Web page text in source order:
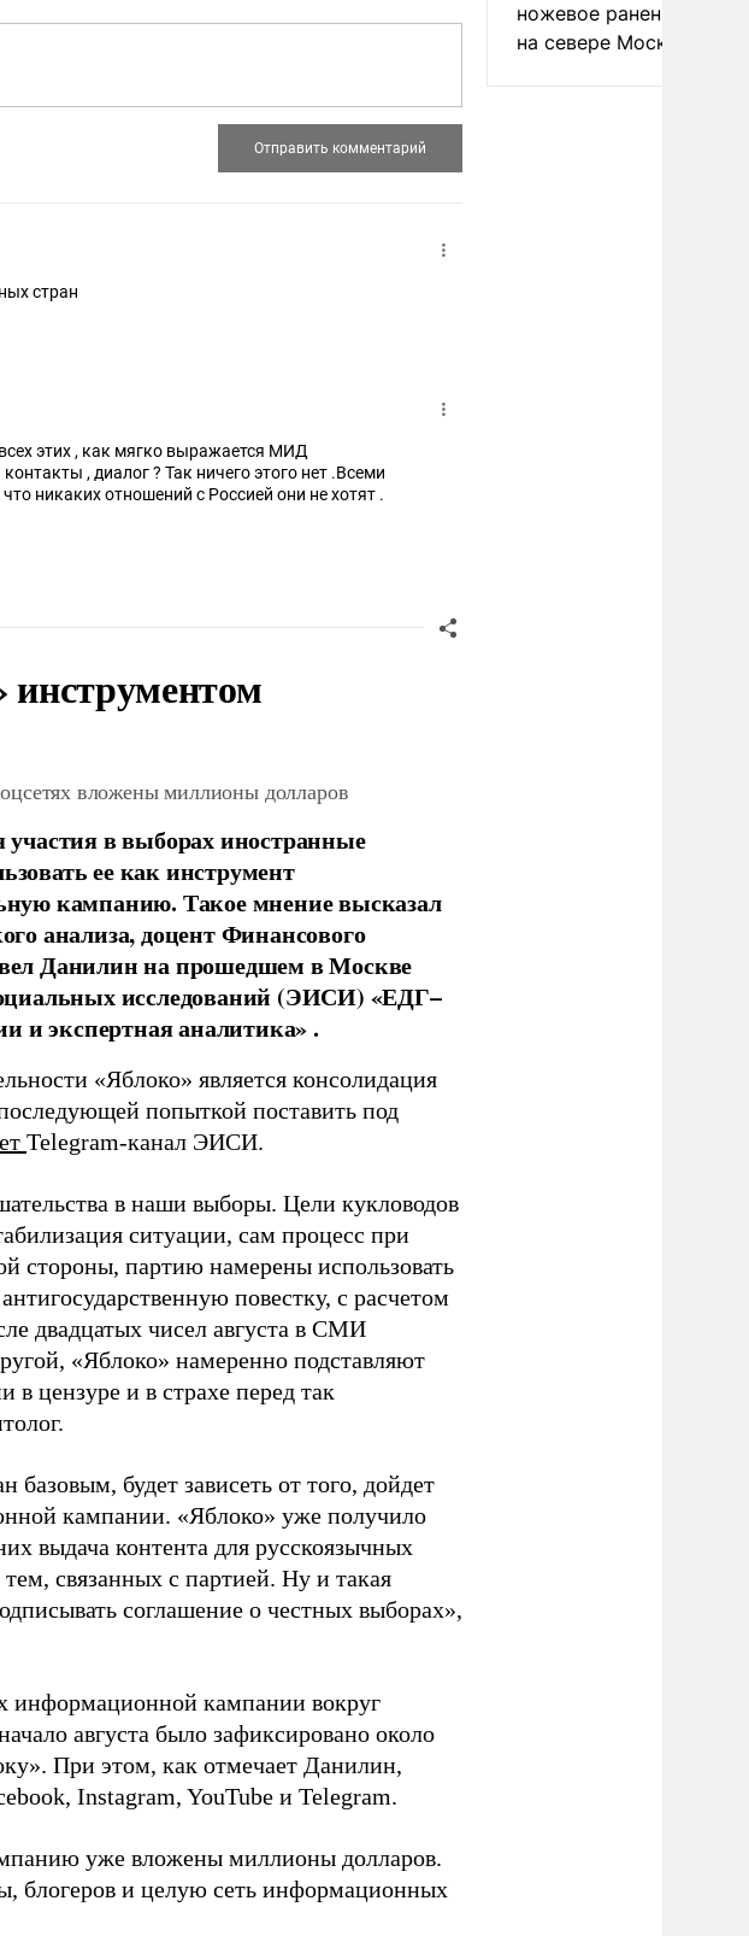
стран
этих , как мягко выражается МИД
, диалог ? Так ничего этого нет .Всеми
никаких отношений с Россией они не хотят .
инструментом
вложены миллионы долларов
в выборах иностранные
ее как инструмент
кампанию. Такое мнение высказал
анализа, доцент Финансового
Данилин на прошедшем в Москве
исследований (ЭИСИ) «ЕДГ–
и экспертная аналитика» .
«Яблоко» является консолидация
попыткой поставить под
Telegram-канал ЭИСИ.
в наши выборы. Цели кукловодов
ситуации, сам процесс при
стороны, партию намерены использовать
повестку, с расчетом
двадцатых чисел августа в СМИ
«Яблоко» намеренно подставляют
в цензуре и в страхе перед так
базовым, будет зависеть от того, дойдет
кампании. «Яблоко» уже получило
выдача контента для русскоязычных
тем, связанных с партией. Ну и такая
соглашение о честных выборах»,
информационной кампании вокруг
августа было зафиксировано около
При этом, как отмечает Данилин,
Instagram, YouTube и Telegram.
уже вложены миллионы долларов.
блогеров и целую сеть информационных
ножевое ранение в
на севере Москвы